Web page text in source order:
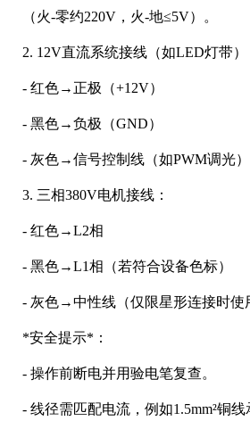
（火-零约220V，火-地≤5V）。
2. 12V直流系统接线（如LED灯带）
- 红色→正极（+12V）
- 黑色→负极（GND）
- 灰色→信号控制线（如PWM调光）
3. 三相380V电机接线：
- 红色→L2相
- 黑色→L1相（若符合设备色标）
- 灰色→中性线（仅限星形连接时使
*安全提示*：
- 操作前断电并用验电笔复查。
- 线径需匹配电流，例如1.5mm²铜